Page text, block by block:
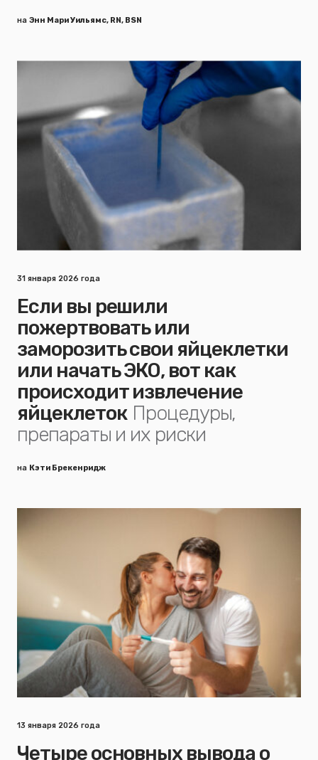
на Энн Мари Уильямс, RN, BSN
31 января 2026 года
Если вы решили
пожертвовать или
заморозить свои яйцеклетки
или начать ЭКО, вот как
происходит извлечение
яйцеклеток Процедуры,
препараты и их риски
на Кэти Брекенридж
13 января 2026 года
Четыре основных вывода о